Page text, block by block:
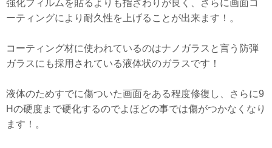
強化フィルムを貼るよりも指ざわりが良く、さらに画面コ
ーティングにより耐久性を上げることが出来ます！。
コーティング材に使われているのはナノガラスと言う防弾
ガラスにも採用されている液体状のガラスです！
液体のためすでに傷ついた画面をある程度修復し、さらに9
Hの硬度まで硬化するのでよほどの事では傷がつかなくなり
ます！。